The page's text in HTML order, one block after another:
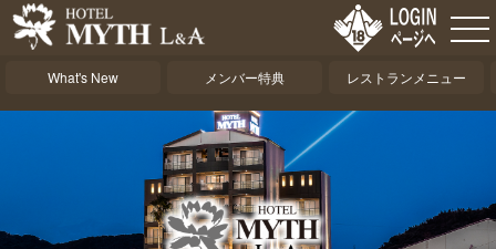
What's New メンバー特典 レストランメニュー